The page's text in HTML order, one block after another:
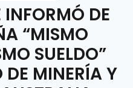
INFORMÓ DE
“MISMO
SUELDO”
DE MINERÍA Y